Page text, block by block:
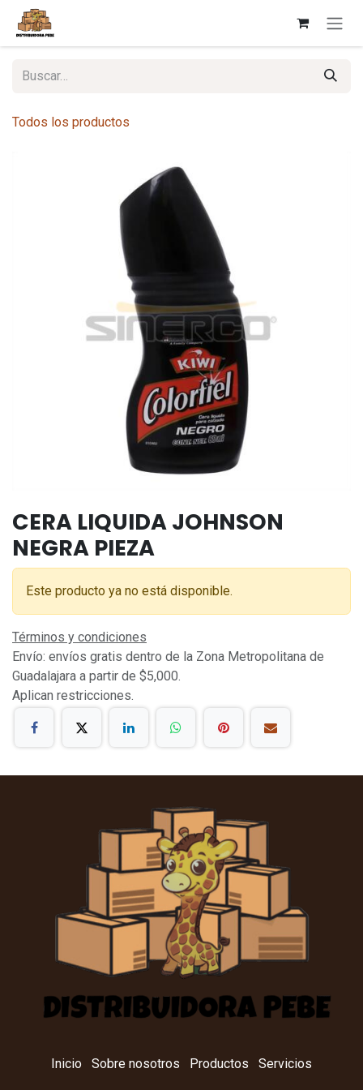
Ir al contenido
Todos los productos
CERA LIQUIDA JOHNSON
NEGRA PIEZA
Este producto ya no está disponible.
Términos y condiciones
Envío: envíos gratis dentro de la Zona Metropolitana de
Guadalajara a partir de $5,000.
Aplican restricciones.
Inicio Sobre nosotros Productos Servicios